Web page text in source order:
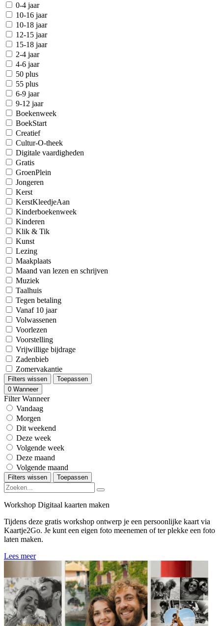
0-4 jaar
10-16 jaar
10-18 jaar
12-15 jaar
15-18 jaar
2-4 jaar
4-6 jaar
50 plus
55 plus
6-9 jaar
9-12 jaar
Boekenweek
BoekStart
Creatief
Cultur-O-theek
Digitale vaardigheden
Gratis
GroenPlein
Jongeren
Kerst
KerstKleedjeAan
Kinderboekenweek
Kinderen
Klik & Tik
Kunst
Lezing
Maakplaats
Maand van lezen en schrijven
Muziek
Taalhuis
Tegen betaling
Vanaf 10 jaar
Volwassenen
Voorlezen
Voorstelling
Vrijwillige bijdrage
Zadenbieb
Zomervakantie
Filters wissen
Toepassen
0 Wanneer
Filter Wanneer
Vandaag
Morgen
Dit weekend
Deze week
Volgende week
Deze maand
Volgende maand
Filters wissen Toepassen
Workshop Digitaal kaarten maken
Tijdens deze gratis workshop ontwerp je een persoonlijke kaart via
Kaartje2Go. Je kunt een eigen foto meenemen of ter plekke een foto
laten maken.
Lees meer